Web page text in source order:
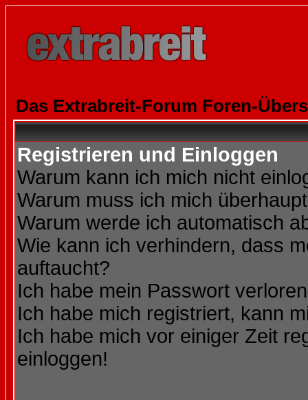
Das Extrabreit-Forum Foren-
Registrieren und Einloggen
Warum kann ich mich nicht
Warum muss ich mich
Warum werde ich automatisch
Wie kann ich verhindern, dass
auftaucht?
Ich habe mein Passwort
Ich habe mich registriert, kann
Ich habe mich vor einiger Zeit
einloggen!